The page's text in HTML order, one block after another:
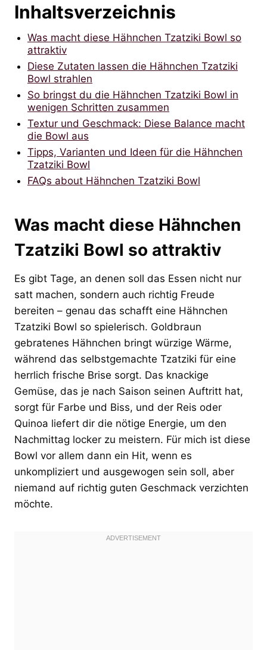
Inhaltsverzeichnis
Was macht diese Hähnchen Tzatziki Bowl so
attraktiv
Diese Zutaten lassen die Hähnchen Tzatziki
Bowl strahlen
So bringst du die Hähnchen Tzatziki Bowl in
wenigen Schritten zusammen
Textur und Geschmack: Diese Balance macht
die Bowl aus
Tipps, Varianten und Ideen für die Hähnchen
Tzatziki Bowl
FAQs about Hähnchen Tzatziki Bowl
Was macht diese Hähnchen
Tzatziki Bowl so attraktiv
Es gibt Tage, an denen soll das Essen nicht nur
satt machen, sondern auch richtig Freude
bereiten – genau das schafft eine Hähnchen
Tzatziki Bowl so spielerisch. Goldbraun
gebratenes Hähnchen bringt würzige Wärme,
während das selbstgemachte Tzatziki für eine
herrlich frische Brise sorgt. Das knackige
Gemüse, das je nach Saison seinen Auftritt hat,
sorgt für Farbe und Biss, und der Reis oder
Quinoa liefert dir die nötige Energie, um den
Nachmittag locker zu meistern. Für mich ist diese
Bowl vor allem dann ein Hit, wenn es
unkompliziert und ausgewogen sein soll, aber
niemand auf richtig guten Geschmack verzichten
möchte.